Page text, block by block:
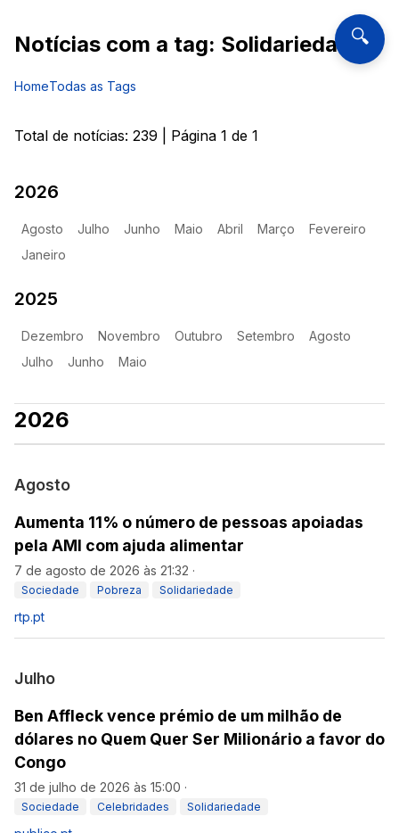
🔍
Notícias com a tag: Solidariedade
HomeTodas as Tags
Total de notícias: 239 | Página 1 de 1
2026
Agosto Julho Junho Maio Abril Março
Fevereiro
Janeiro
2025
Dezembro Novembro Outubro Setembro
Agosto
Julho
Junho Maio
2026
Agosto
Aumenta 11% o número de pessoas apoiadas
pela AMI com ajuda alimentar
7 de agosto de 2026 às 21:32 ·
Sociedade Pobreza Solidariedade
rtp.pt
Julho
Ben Affleck vence prémio de um milhão de
dólares no Quem Quer Ser Milionário a favor do
Congo
31 de julho de 2026 às 15:00 ·
Sociedade Celebridades Solidariedade